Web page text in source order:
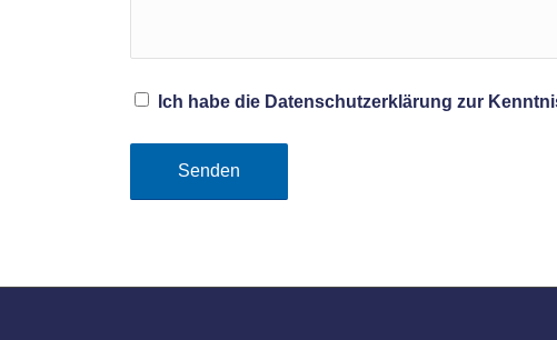
Ich habe die Datenschutzerklärung zur